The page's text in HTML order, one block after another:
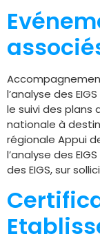
l’analyse des
le suivi des plans
nationale à
régionale Appui
l’analyse des
des EIGS, sur